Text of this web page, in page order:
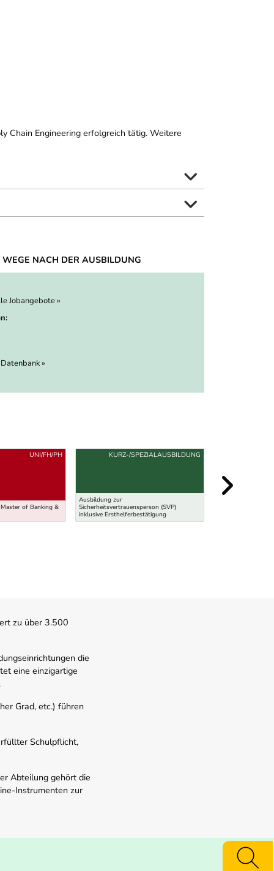
Chain Engineering erfolgreich tätig. Weitere
WEGE NACH DER AUSBILDUNG
Jobangebote »
»
of Banking &
UNI/FH/PH
Ausbildung zur
Sicherheitsvertrauensperson (SVP)
inklusive Ersthelferbestätigung
KURZ-/SPEZIALAUSBILDUNG
zu über 3.500
die
eine einzigartige
Grad, etc.) führen
Schulpflicht,
Abteilung gehört die
Instrumenten zur